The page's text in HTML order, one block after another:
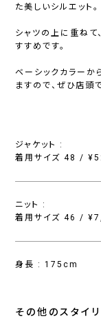
た美しいシルエット。
シャツの上に重ねて
すすめです。
ベーシックカラーか
ますので、ぜひ店頭
ジャケット :
着用サイズ 48 /
ニット :
着用サイズ 46 /
身長 : 175cm
その他のスタイ